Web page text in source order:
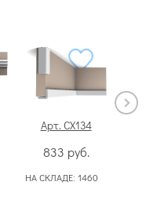
Арт. CX134
833 руб.
НА СКЛАДЕ: 1460